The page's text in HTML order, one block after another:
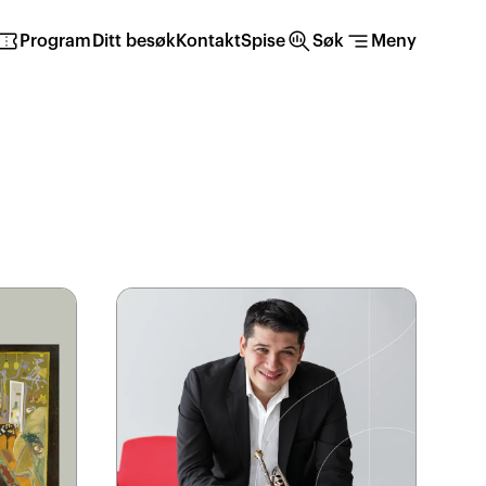
Program Ditt besøkKontaktSpisesearch_insightsSøk segment Meny